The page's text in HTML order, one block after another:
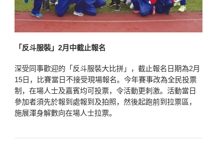
「反斗服裝」2月中截止報名
深受同事歡迎的「反斗服裝大比拼」，截止報名日期為2月
15日，比賽當日不接受現場報名。今年賽事改為全民投票
制，在場人士及嘉賓均可投票，令活動更刺激。活動當日
參加者須先於報到處報到及拍照，然後起跑前到拉票區，
施展渾身解數向在場人士拉票。